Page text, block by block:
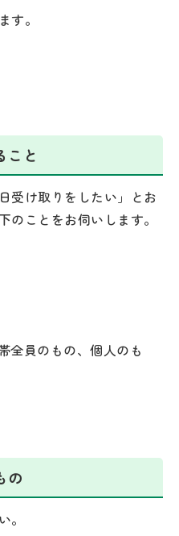
す。
こと
受け取りをしたい」とお
のことをお伺いします。
全員のもの、個人のも
の
。